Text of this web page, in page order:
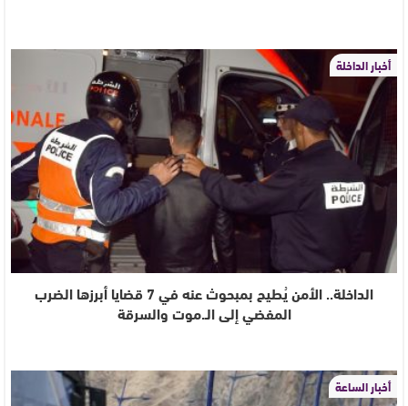
أخبار الداخلة
الداخلة.. الأمن يُطيح بمبحوث عنه في 7 قضايا أبرزها الضرب
المفضي إلى الـ.موت والسرقة
أخبار الساعة